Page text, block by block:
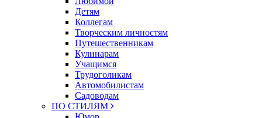
Детям
Коллегам
Творческим личностям
Путешественникам
Кулинарам
Учащимся
Трудоголикам
Автомобилистам
Садоводам
ПО СТИЛЯМ